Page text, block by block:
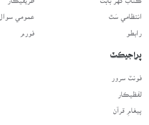
انتظامي سَٿ
رابطو
عمومي سوال
فورم
پراجيڪٽ
فونٽ سرور
لفظيڪار
پيغامِ قرآن